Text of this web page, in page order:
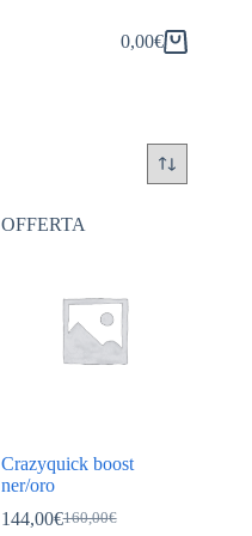
Carrello
0,00€
OFFERTA
Crazyquick boost
ner/oro
160,00€
Il
144,00€Il